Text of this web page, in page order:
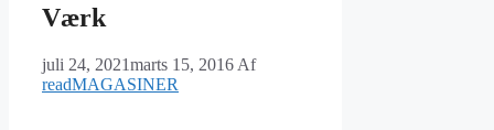
Værk
juli 24, 2021marts 15, 2016 Af
readMAGASINER